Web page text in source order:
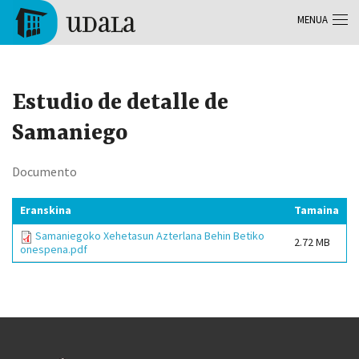
Skip to main content
Estudio de detalle de
Samaniego
Documento
Eranskina
Tamaina
Samaniegoko Xehetasun Azterlana Behin Betiko
onespena.pdf
2.72 MB
MENUA